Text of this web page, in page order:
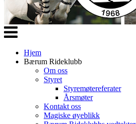
Veksle
navigasjon
Hjem
Bærum Rideklubb
Om oss
Styret
Styremøtereferater
Årsmøter
Kontakt oss
Magiske øyeblikk